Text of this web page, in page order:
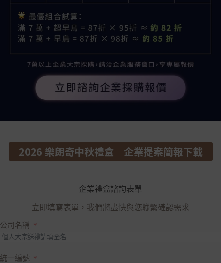
2026 樂朗奇中秋禮盒｜企業提案簡報下載
企業禮盒諮詢表單
立即填寫表單，我們將盡快與您聯繫確認需求
公司名稱
統一編號